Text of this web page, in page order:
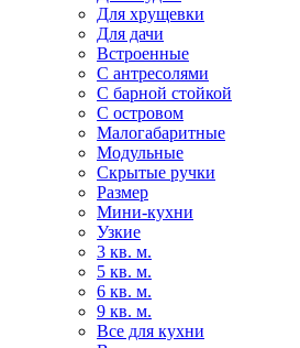
Для хрущевки
Для дачи
Встроенные
С антресолями
С барной стойкой
С островом
Малогабаритные
Модульные
Скрытые ручки
Размер
Мини-кухни
Узкие
3 кв. м.
5 кв. м.
6 кв. м.
9 кв. м.
Все для кухни